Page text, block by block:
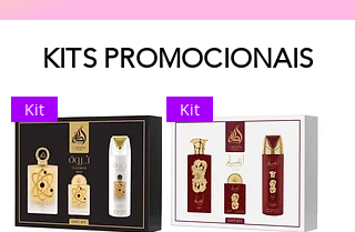
Kit Kit
KITS PROMOCIONAIS